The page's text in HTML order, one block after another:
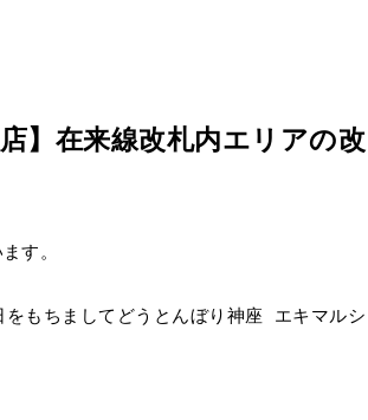
】在来線改札内エリアの改
す。
もちましてどうとんぼり神座 エキマルシ